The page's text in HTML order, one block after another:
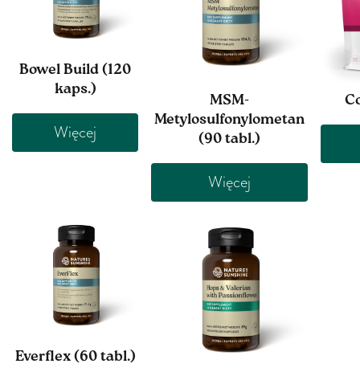
Bowel Build (120
kaps.)
Więcej
MSM-
Metylosulfonylometan
(90 tabl.)
Więcej
Everflex (60 tabl.)